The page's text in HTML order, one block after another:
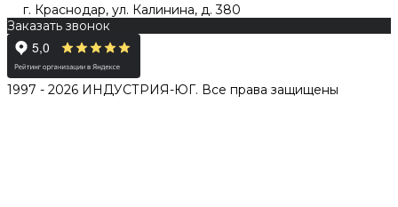
г. Краснодар, ул. Калинина, д. 380
Заказать звонок
1997 - 2026 ИНДУСТРИЯ-ЮГ. Все права защищены